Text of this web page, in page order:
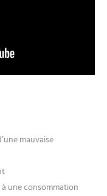
mauvaise
une consommation